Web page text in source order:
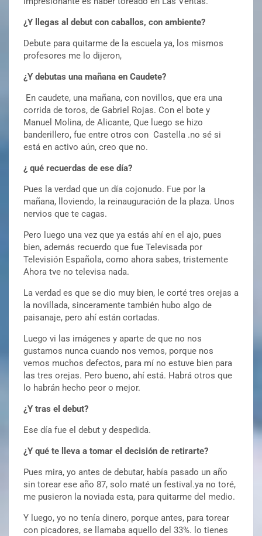
¿Y llegas al debut con caballos, con ambiente?
Debute para quitarme de la escuela ya, los mismos
profesores me lo dijeron,
¿Y debutas una mañana en Caudete?
En caudete, una mañana, con novillos, que era una
corrida de toros, de Gabriel Rojas. Con el bote y
Manuel Molina, de Alicante, Que luego se hizo
banderillero, fue entre otros con Castella .no sé si
está en activo aún, creo que no.
¿ qué recuerdas de ese día?
Pues la verdad que un día cojonudo. Fue por la
mañana, lloviendo, la reinauguración de la plaza. Unos
nervios que te cagas.
Pero luego una vez que ya estás ahí en el ajo, pues
bien, además recuerdo que fue Televisada por
Televisión Española, como ahora sabes, tristemente
Ahora tve no televisa nada.
La verdad es que se dio muy bien, le corté tres orejas a
la novillada, sinceramente también hubo algo de
paisanaje, pero ahí están cortadas.
Luego vi las imágenes y aparte de que no nos
gustamos nunca cuando nos vemos, porque nos
vemos muchos defectos, para mí no estuve bien para
las tres orejas. Pero bueno, ahí está. Habrá otros que
lo habrán hecho peor o mejor.
¿Y tras el debut?
Ese día fue el debut y despedida.
¿Y qué te lleva a tomar el decisión de retirarte?
Pues mira, yo antes de debutar, había pasado un año
sin torear ese año 87, solo maté un festival.ya no toré,
me pusieron la noviada esta, para quitarme del medio.
Y luego, yo no tenía dinero, porque antes, para torear
con picadores, se llamaba aquello del 33%. lo tienes